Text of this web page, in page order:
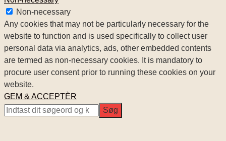
Non-necessary
Any cookies that may not be particularly necessary for the
website to function and is used specifically to collect user
personal data via analytics, ads, other embedded contents
are termed as non-necessary cookies. It is mandatory to
procure user consent prior to running these cookies on your
website.
GEM & ACCEPTÈR